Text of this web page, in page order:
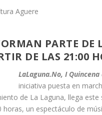
PARTE
DE LAS 21:00
LaLaguna.No, I
iniciativa puesta en
de La Laguna, llega
horas, un espectáculo de